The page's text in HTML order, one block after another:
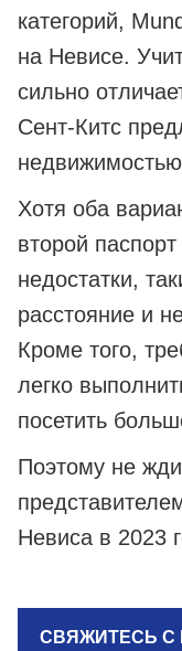
категорий,
на Невисе.
сильно
Сент-Китс
Хотя оба
второй
недостатки,
расстояние и
Кроме того,
легко
посетить
Поэтому не
Невиса в 2023
СВЯЖИТЕСЬ С